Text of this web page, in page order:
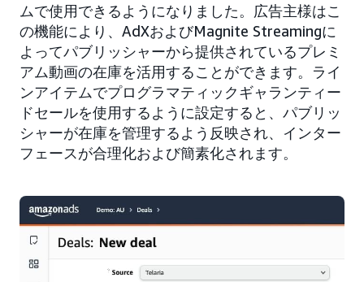
ムで使用できるようになりました。広告主様はこ
の機能により、AdXおよびMagnite Streamingに
よってパブリッシャーから提供されているプレミ
アム動画の在庫を活用することができます。ライ
ンアイテムでプログラマティックギャランティー
ドセールを使用するように設定すると、パブリッ
シャーが在庫を管理するよう反映され、インター
フェースが合理化および簡素化されます。